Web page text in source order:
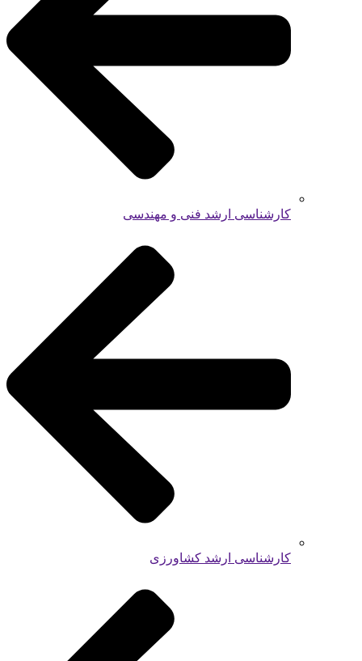
کارشناسی ارشد فنی و مهندسی
کارشناسی ارشد کشاورزی